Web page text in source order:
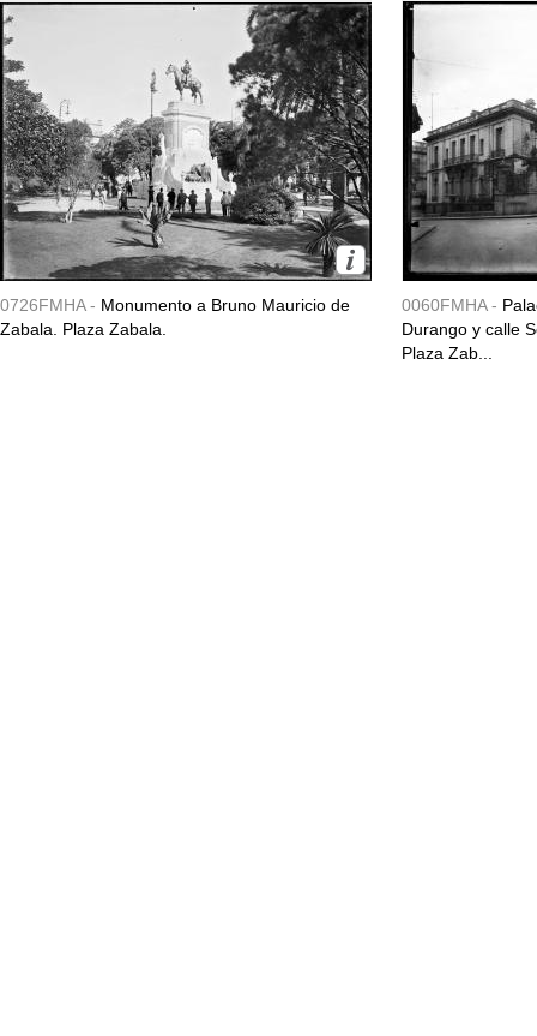
0726FMHA - Monumento a Bruno Mauricio de
Zabala. Plaza Zabala.
0060FMHA -
Durango y calle
Plaza Zab...